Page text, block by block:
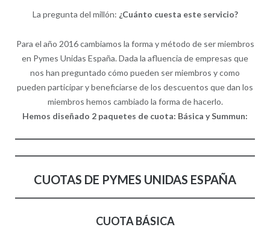
La pregunta del millón: ¿Cuánto cuesta este servicio?
Para el año 2016 cambiamos la forma y método de ser miembros
en Pymes Unidas España. Dada la afluencia de empresas que
nos han preguntado cómo pueden ser miembros y como
pueden participar y beneficiarse de los descuentos que dan los
miembros hemos cambiado la forma de hacerlo.
Hemos diseñado 2 paquetes de cuota: Básica y Summun:
CUOTAS DE PYMES UNIDAS ESPAÑA
CUOTA BÁSICA